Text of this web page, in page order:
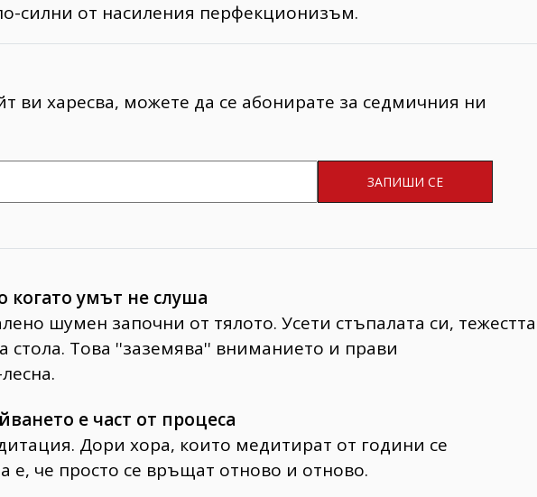
силни от насиления перфекционизъм.
ви харесва, можете да се абонирате за седмичния ни
когато умът не слуша
шумен започни от тялото. Усети стъпалата си, тежестта
стола. Това ''заземява'' вниманието и прави
е част от процеса
Дори хора, които медитират от години се
е, че просто се връщат отново и отново.